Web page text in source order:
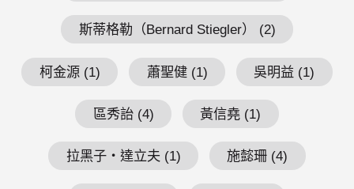
斯蒂格勒（Bernard Stiegler） (2)
柯金源 (1) 蕭聖健 (1) 吳明益 (1)
區秀詒 (4) 黃信堯 (1)
拉黑子・達立夫 (1) 施懿珊 (4)